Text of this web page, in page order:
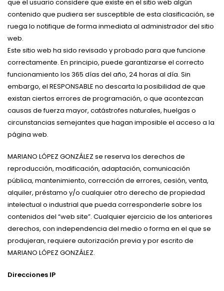
que el usuario considere que existe en el sitio web algún
contenido que pudiera ser susceptible de esta clasificación, se
ruega lo notifique de forma inmediata al administrador del sitio
web.
Este sitio web ha sido revisado y probado para que funcione
correctamente. En principio, puede garantizarse el correcto
funcionamiento los 365 días del año, 24 horas al día. Sin
embargo, el RESPONSABLE no descarta la posibilidad de que
existan ciertos errores de programación, o que acontezcan
causas de fuerza mayor, catástrofes naturales, huelgas o
circunstancias semejantes que hagan imposible el acceso a la
página web.
MARIANO LÓPEZ GONZÁLEZ se reserva los derechos de
reproducción, modificación, adaptación, comunicación
pública, mantenimiento, corrección de errores, cesión, venta,
alquiler, préstamo y/o cualquier otro derecho de propiedad
intelectual o industrial que pueda corresponderle sobre los
contenidos del “web site”. Cualquier ejercicio de los anteriores
derechos, con independencia del medio o forma en el que se
produjeran, requiere autorización previa y por escrito de
MARIANO LÓPEZ GONZÁLEZ.
Direcciones IP